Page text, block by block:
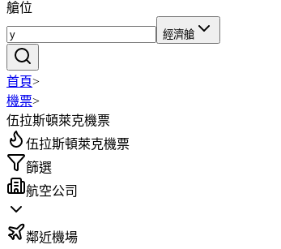
艙位
經濟艙
首頁>
機票>
伍拉斯頓萊克機票
伍拉斯頓萊克機票
篩選
航空公司
鄰近機場